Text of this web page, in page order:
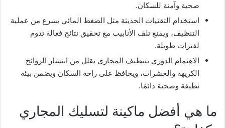
صحية وآمنة للسكان.
استخدام التقنيات الحديثة مثل الضغط المائي يسرع من عملية
التنظيف، ويمنع تلف الأنابيب مع تحقيق نتائج فعالة تدوم
لفترات طويلة.
الاهتمام الدوري بتنظيف المجاري يقلل من انتشار الروائح
الكريهة والحشرات، ويحافظ على راحة السكان ويضمن بيئة
نظيفة وصحية دائمًا.
ما هي أفضل ماكينة لتسليك المجاري